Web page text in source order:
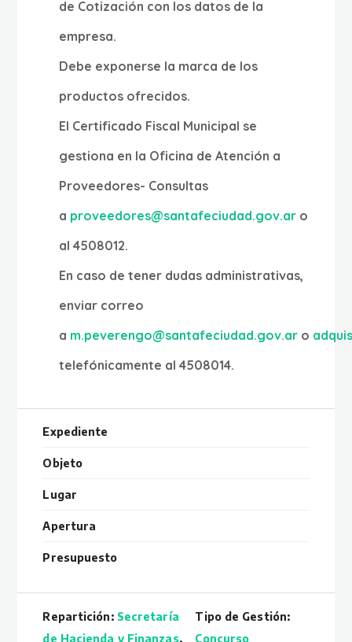
de Cotización con los datos de la
empresa.
Debe exponerse la marca de los
productos ofrecidos.
El Certificado Fiscal Municipal se
gestiona en la Oficina de Atención a
Proveedores- Consultas
a proveedores@santafeciudad.gov.ar o
al 4508012.
En caso de tener dudas administrativas,
enviar correo
a m.peverengo@santafeciudad.gov.ar o
telefónicamente al 4508014.
Expediente
Objeto
Lugar
Apertura
Presupuesto
Repartición: Secretaría
de Hacienda y Finanzas.
Tipo de Gestión:
Concurso